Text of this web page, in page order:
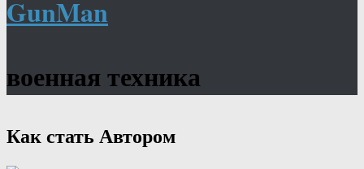
GunMan
военная техника
Как стать Автором